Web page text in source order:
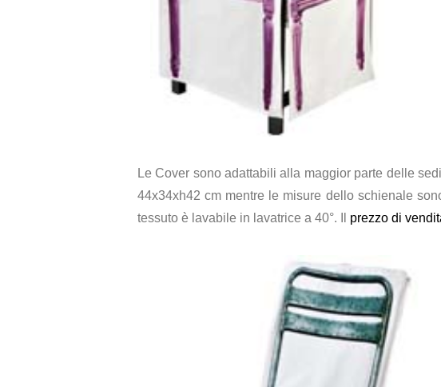
Le Cover sono adattabili alla maggior parte delle
44x34xh42 cm mentre le misure dello schienale
tessuto è lavabile in lavatrice a 40°. Il prezzo di